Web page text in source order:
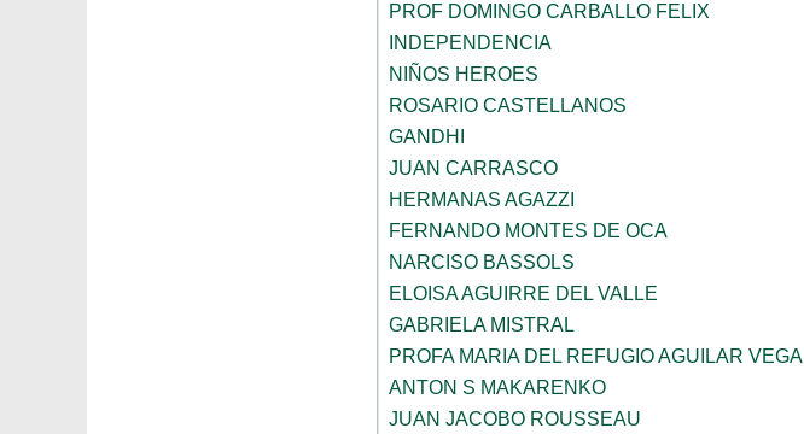
PROF DOMINGO CARBALLO FELIX
INDEPENDENCIA
NIÑOS HEROES
ROSARIO CASTELLANOS
GANDHI
JUAN CARRASCO
HERMANAS AGAZZI
FERNANDO MONTES DE OCA
NARCISO BASSOLS
ELOISA AGUIRRE DEL VALLE
GABRIELA MISTRAL
PROFA MARIA DEL REFUGIO AGUILAR VEGA
ANTON S MAKARENKO
JUAN JACOBO ROUSSEAU